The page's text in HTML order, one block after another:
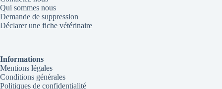
Qui sommes nous
Demande de suppression
Déclarer une fiche vétérinaire
Informations
Mentions légales
Conditions générales
Politiques de confidentialité